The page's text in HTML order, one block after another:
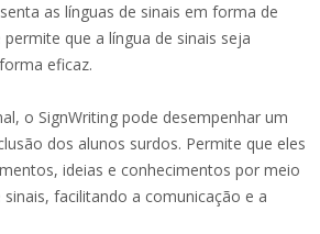
as línguas de sinais em forma de
que a língua de sinais seja
eficaz.
o SignWriting pode desempenhar um
dos alunos surdos. Permite que eles
ideias e conhecimentos por meio
facilitando a comunicação e a